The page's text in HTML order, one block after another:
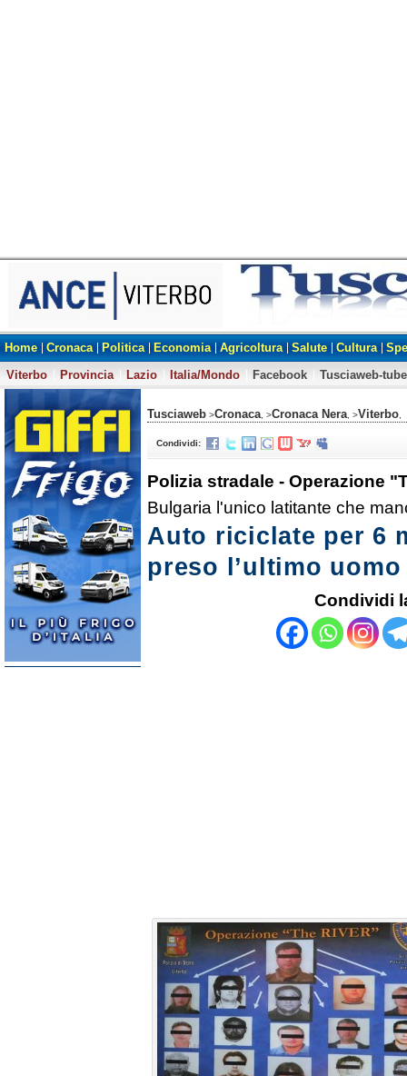
Home Cronaca Politica Economia Agricoltura Salute Cultura
Viterbo
Provincia Lazio Italia/Mondo Facebook Tusciaweb-tube
Tusciaweb >Cronaca , >Cronaca Nera , >Viterbo
Condividi:
Polizia stradale - Operazione
Bulgaria l'unico latitante che
Auto riciclate per 6
preso l’ultimo uomo
Condividi